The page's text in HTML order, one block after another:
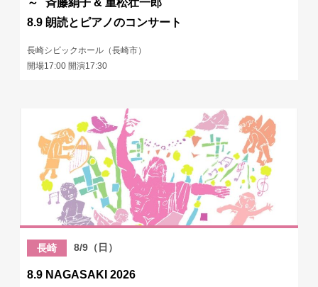
～ 斉藤絹子 & 重松壮一郎
8.9 朗読とピアノのコンサート
長崎シビックホール（長崎市）
開場17:00 開演17:30
長崎 8/9（日）
8.9 NAGASAKI 2026